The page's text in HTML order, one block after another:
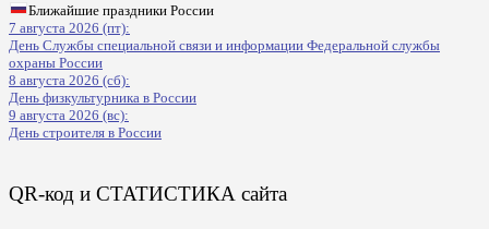
Ближайшие праздники России
7 августа 2026 (пт):
День Службы специальной связи и информации Федеральной службы
охраны России
8 августа 2026 (сб):
День физкультурника в России
9 августа 2026 (вс):
День строителя в России
QR-код и СТАТИСТИКА сайта